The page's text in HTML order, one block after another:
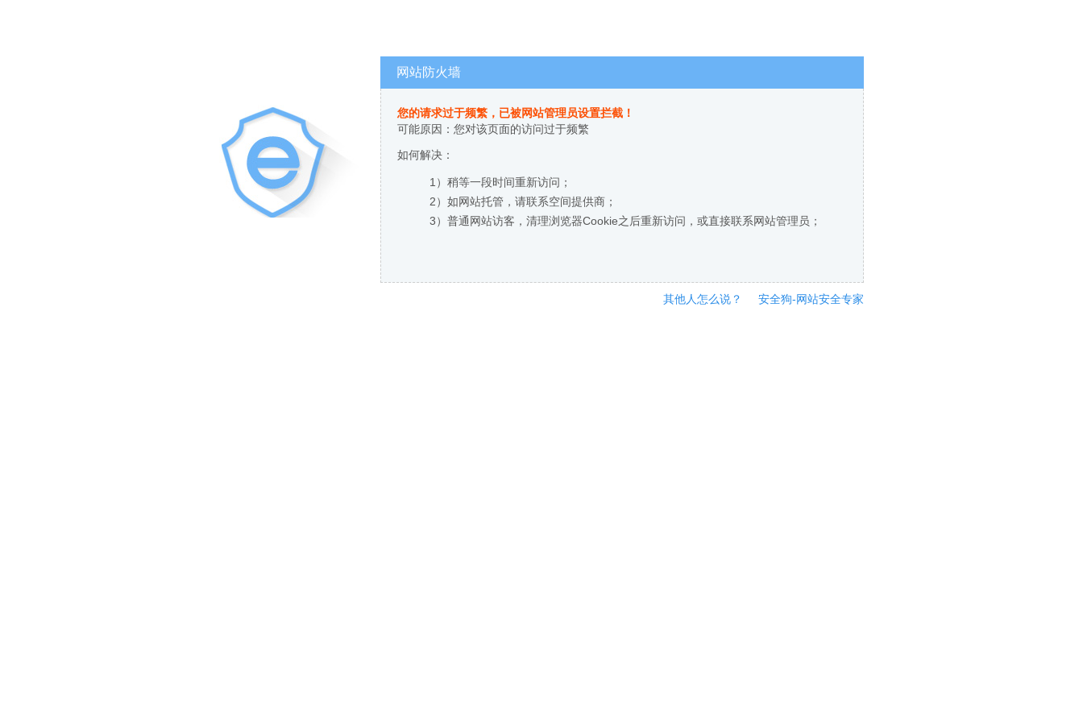
网站防火墙
您的请求过于频繁，已被网站管理员设置拦截！
可能原因：您对该页面的访问过于频繁
如何解决：
1）稍等一段时间重新访问；
2）如网站托管，请联系空间提供商；
3）普通网站访客，清理浏览器Cookie之后重新访问，或直接联系网站管理员；
其他人怎么说？ 安全狗-网站安全专家